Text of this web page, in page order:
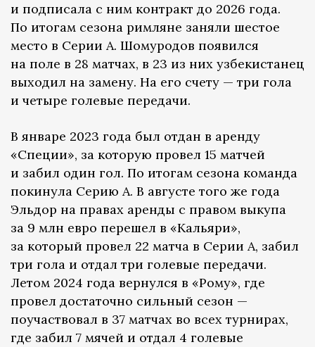
и подписала с ним контракт до 2026 года.
По итогам сезона римляне заняли шестое
место в Серии А. Шомуродов появился
на поле в 28 матчах, в 23 из них узбекистанец
выходил на замену. На его счету — три гола
и четыре голевые передачи.
В январе 2023 года был отдан в аренду
«Специи», за которую провел 15 матчей
и забил один гол. По итогам сезона команда
покинула Серию А. В августе того же года
Эльдор на правах аренды с правом выкупа
за 9 млн евро перешел в «Кальяри»,
за который провел 22 матча в Серии А, забил
три гола и отдал три голевые передачи.
Летом 2024 года вернулся в «Рому», где
провел достаточно сильный сезон —
поучаствовал в 37 матчах во всех турнирах,
где забил 7 мячей и отдал 4 голевые